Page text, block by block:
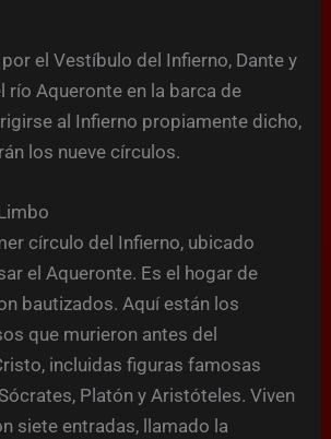
el Vestíbulo del Infierno, Dante y
río Aqueronte en la barca de
al Infierno propiamente dicho,
los nueve círculos.
círculo del Infierno, ubicado
el Aqueronte. Es el hogar de
bautizados. Aquí están los
que murieron antes del
incluidas figuras famosas
Platón y Aristóteles. Viven
siete entradas, llamado la